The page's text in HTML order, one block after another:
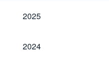
2025
2025
2024
2024